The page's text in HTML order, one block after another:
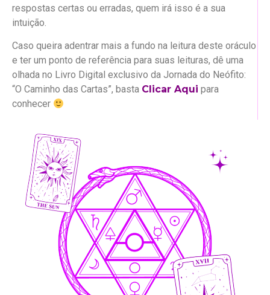
respostas certas ou erradas, quem irá isso é a sua
intuição.
Caso queira adentrar mais a fundo na leitura deste oráculo
e ter um ponto de referência para suas leituras, dê uma
olhada no Livro Digital exclusivo da Jornada do Neófito:
“O Caminho das Cartas”, basta Clicar Aqui para
conhecer